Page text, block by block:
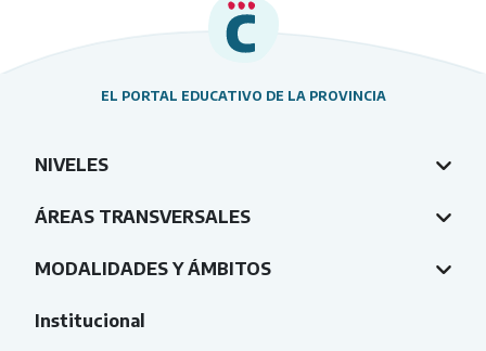
EL PORTAL EDUCATIVO DE LA PROVINCIA
NIVELES
ÁREAS TRANSVERSALES
MODALIDADES Y ÁMBITOS
Institucional